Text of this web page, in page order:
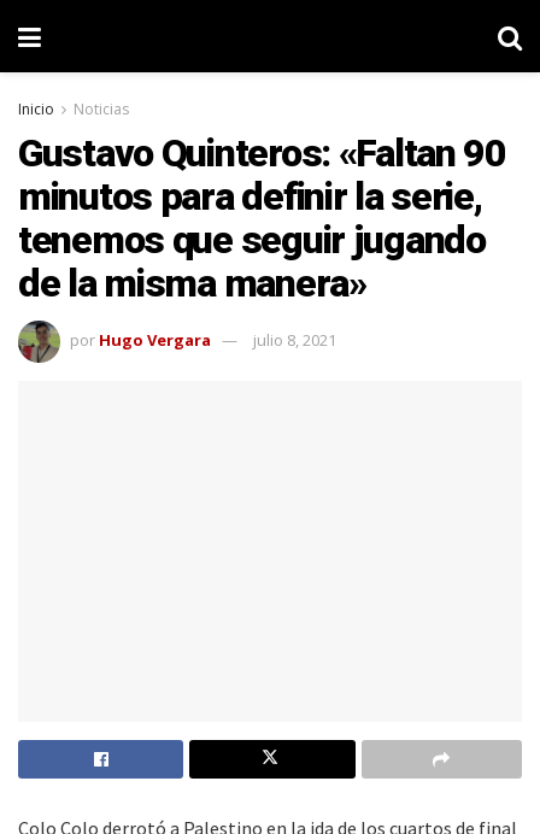
Inicio Noticias
Gustavo Quinteros: «Faltan 90
minutos para definir la serie,
tenemos que seguir jugando
de la misma manera»
por Hugo Vergara julio 8, 2021
Colo Colo derrotó a Palestino en la ida de los cuartos de final